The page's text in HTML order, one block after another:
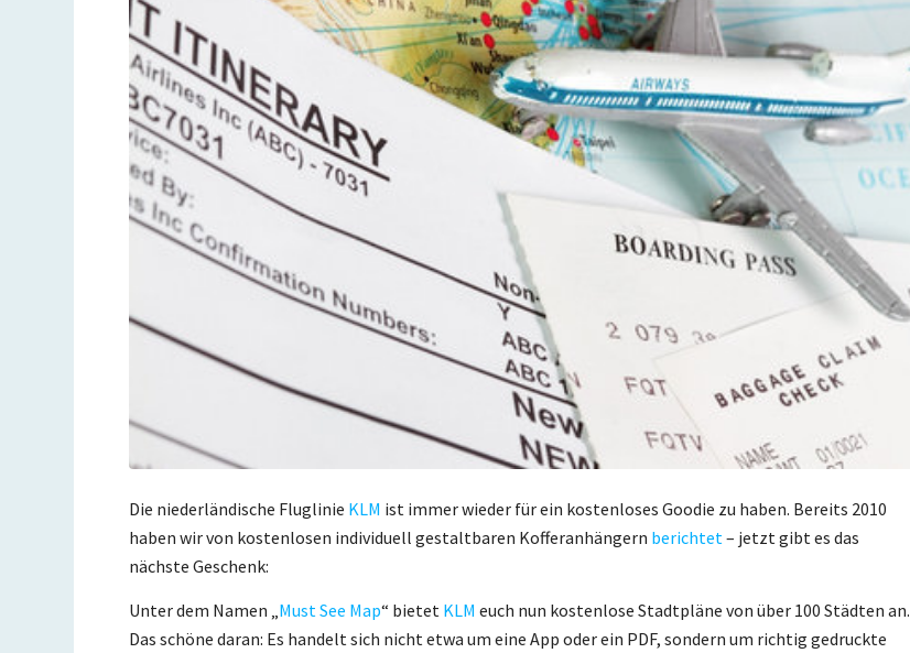
Die niederländische Fluglinie KLM ist immer wieder für ein kostenloses Goodie zu haben. Bereits 2010
haben wir von kostenlosen individuell gestaltbaren Kofferanhängern berichtet– jetzt gibt es das
nächste Geschenk:
Unter dem Namen „ Must See Map“ bietet KLM euch nun kostenlose Stadtpläne von über 100 Städten an.
Das schöne daran: Es handelt sich nicht etwa um eine App oder ein PDF, sondern um richtig gedruckte